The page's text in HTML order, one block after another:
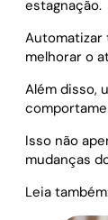
estagnação.
Automatizar
melhorar o
Além disso,
Isso não
mudanças
Leia